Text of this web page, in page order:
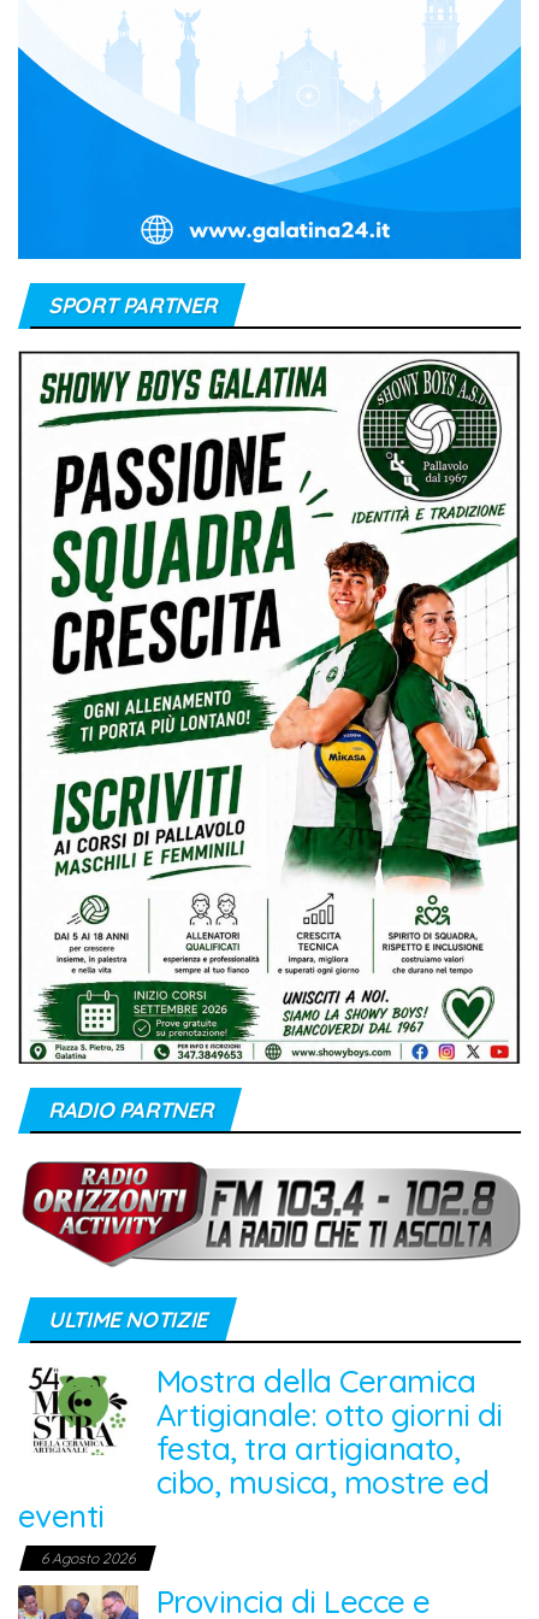
SPORT PARTNER
RADIO PARTNER
ULTIME NOTIZIE
Mostra della Ceramica
Artigianale: otto giorni di
festa, tra artigianato,
cibo, musica, mostre ed
eventi
6 Agosto 2026
Provincia di Lecce e